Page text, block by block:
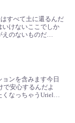
すべて土に還るんだ
いけないここでしか
えのないものだ
ンを含みます今日
で安心するんだよ
くなっちゃうUriel心